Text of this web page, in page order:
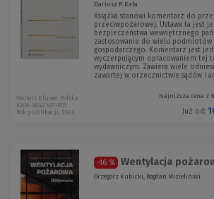
Dariusz P. Kała
Książka stanowi komentarz do
przeciwpożarowej. Ustawa ta jest
bezpieczeństwa wewnętrznego
zastosowanie do wielu podmiotów
gospodarczego. Komentarz jest
wyczerpującym opracowaniem tej
wydawniczym. Zawiera wiele
zawartej w orzecznictwie sądów i
Najniższa cena z
Już od:
Wolters Kluwer Polska
KAM-4842 W01P01
Rok publikacji: 2024
-16 % Wentylacja
Grzegorz Kubicki, Bogdan Mizieliński